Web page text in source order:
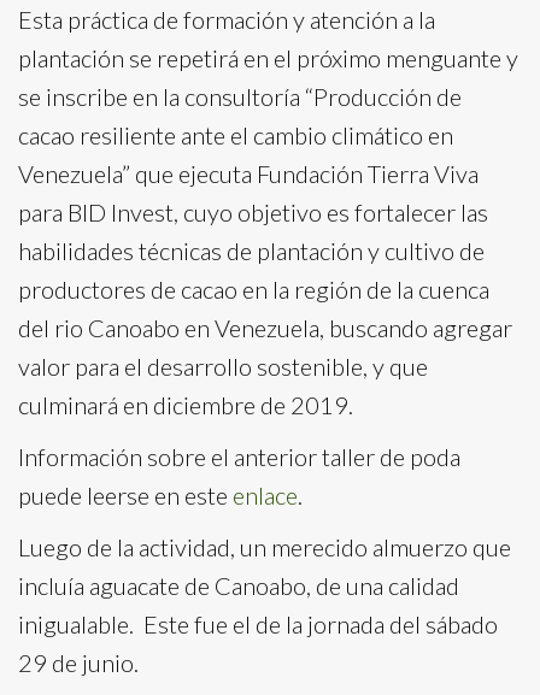
Esta práctica de formación y atención a la
plantación se repetirá en el próximo menguante y
se inscribe en la consultoría “Producción de
cacao resiliente ante el cambio climático en
Venezuela” que ejecuta Fundación Tierra Viva
para BID Invest, cuyo objetivo es fortalecer las
habilidades técnicas de plantación y cultivo de
productores de cacao en la región de la cuenca
del rio Canoabo en Venezuela, buscando agregar
valor para el desarrollo sostenible, y que
culminará en diciembre de 2019.
Información sobre el anterior taller de poda
puede leerse en este enlace.
Luego de la actividad, un merecido almuerzo que
incluía aguacate de Canoabo, de una calidad
inigualable. Este fue el de la jornada del sábado
29 de junio.